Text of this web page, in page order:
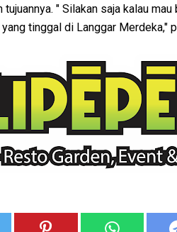
" Silakan saja kalau
tinggal di Langgar Merdeka,"